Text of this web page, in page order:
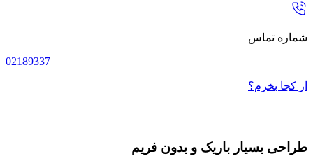
شماره تماس
02189337
از کجا بخرم؟
طراحی بسیار باریک و بدون فریم